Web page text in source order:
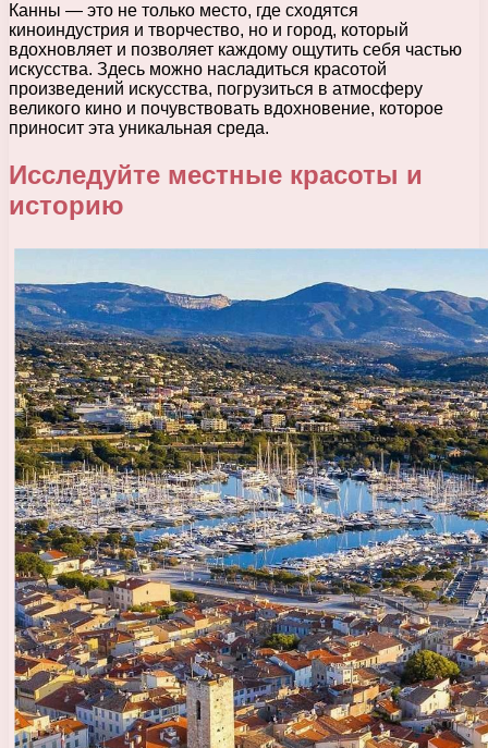
Канны — это не только место, где сходятся
киноиндустрия и творчество, но и город, который
вдохновляет и позволяет каждому ощутить себя частью
искусства. Здесь можно насладиться красотой
произведений искусства, погрузиться в атмосферу
великого кино и почувствовать вдохновение, которое
приносит эта уникальная среда.
Исследуйте местные красоты и
историю